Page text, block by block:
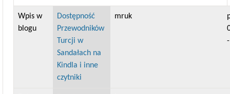
Wpis w
blogu
Dostępność
Przewodników
Turcji w
Sandałach na
Kindla i inne
czytniki
mruk